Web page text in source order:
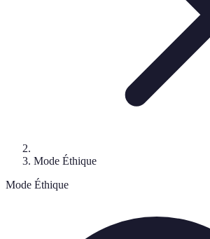
Mode Éthique
Mode Éthique